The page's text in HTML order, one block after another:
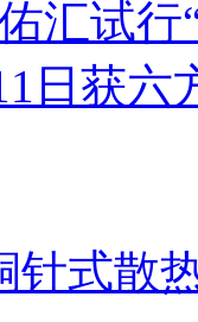
汇试行
日获六
针式散